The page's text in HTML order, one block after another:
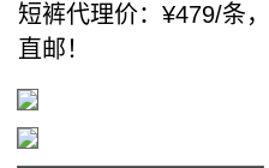
短裤代理价：¥479/条
直邮！